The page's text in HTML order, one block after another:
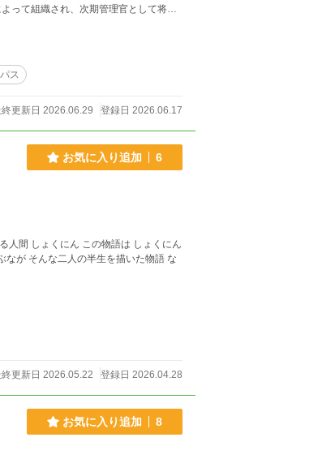
って組織され、次期管理官として将来
とにより外の世界へと出ることにな
ュカは代わりのタウノシンではだめだ
ます。
予定です。
ス
更新日 2026.06.29 登録日 2026.06.17
お気に入り追加 6
が そんな二人の半生を描いた物語 な
更新日 2026.05.22 登録日 2026.04.28
お気に入り追加 8